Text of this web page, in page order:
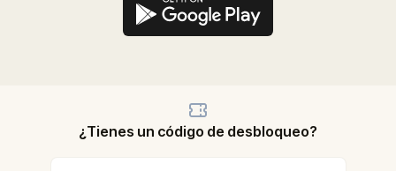
¿Tienes un código de desbloqueo?